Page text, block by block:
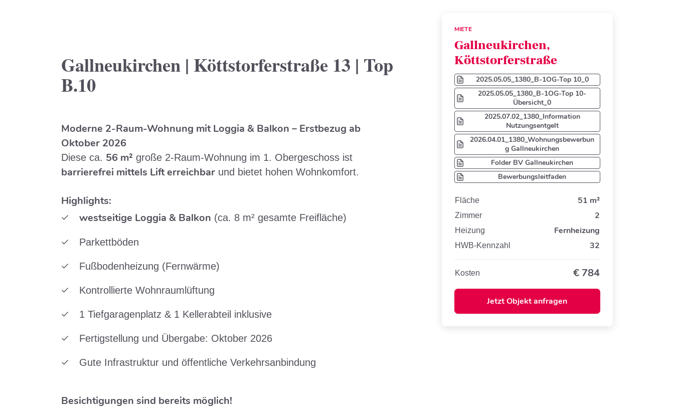
MIETE
Gallneukirchen,
Köttstorferstraße
2025.05.05_1380_B-1OG-Top 10_0
2025.05.05_1380_B-1OG-Top 10-
Übersicht_0
2025.07.02_1380_Information
Nutzungsentgelt
2026.04.01_1380_Wohnungsbewerbun
g Gallneukirchen
Folder BV Gallneukirchen
Bewerbungsleitfaden
Fläche 51 m²
Zimmer 2
Heizung Fernheizung
HWB-Kennzahl 32
Kosten € 784
Jetzt Objekt anfragen
Gallneukirchen | Köttstorferstraße 13 | Top
B.10
Moderne 2-Raum-Wohnung mit Loggia & Balkon – Erstbezug ab
Oktober 2026
Diese ca. 56 m² große 2-Raum-Wohnung im 1. Obergeschoss ist
barrierefrei mittels Lift erreichbar und bietet hohen Wohnkomfort.
Highlights:
westseitige Loggia & Balkon (ca. 8 m² gesamte Freifläche)
Parkettböden
Fußbodenheizung (Fernwärme)
Kontrollierte Wohnraumlüftung
1 Tiefgaragenplatz & 1 Kellerabteil inklusive
Fertigstellung und Übergabe: Oktober 2026
Gute Infrastruktur und öffentliche Verkehrsanbindung
Besichtigungen sind bereits möglich!